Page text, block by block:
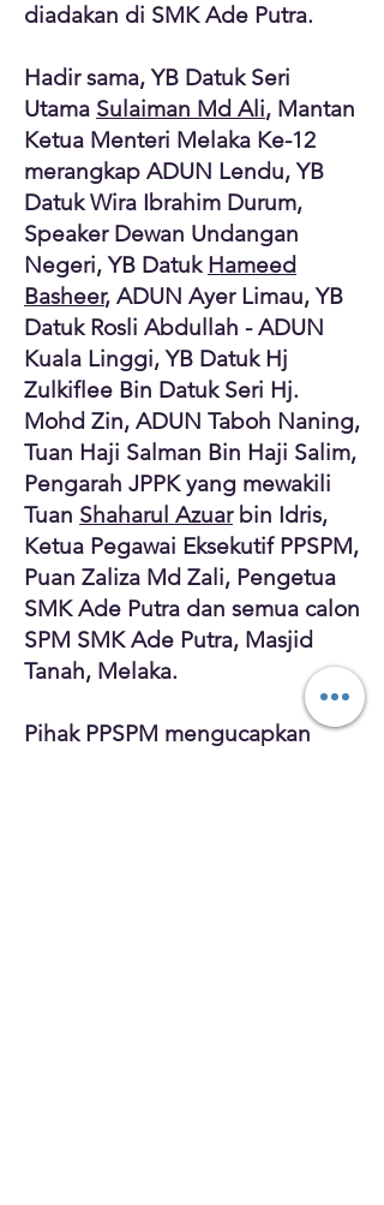
diadakan di SMK Ade Putra.
Hadir sama, YB Datuk Seri
Utama Sulaiman Md Ali, Mantan
Ketua Menteri Melaka Ke-12
merangkap ADUN Lendu, YB
Datuk Wira Ibrahim Durum,
Speaker Dewan Undangan
Negeri, YB DatukHameed
Basheer, ADUN Ayer Limau, YB
Datuk Rosli Abdullah - ADUN
Kuala Linggi, YB Datuk Hj
Zulkiflee Bin Datuk Seri Hj.
Mohd Zin, ADUN Taboh Naning,
Tuan Haji Salman Bin Haji Salim,
Pengarah JPPK yang mewakili
Tuan Shaharul Azuarbin Idris,
Ketua Pegawai Eksekutif PPSPM,
Puan Zaliza Md Zali, Pengetua
SMK Ade Putra dan semua calon
SPM SMK Ade Putra, Masjid
Tanah, Melaka.
Pihak PPSPM mengucapkan